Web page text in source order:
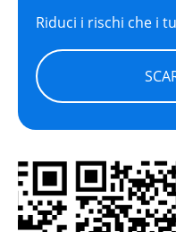
Riduci i rischi che i